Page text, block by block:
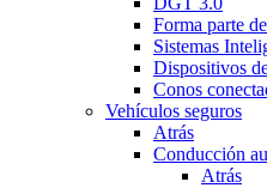
Forma parte
Sistemas
Dispositivos
Conos
Vehículos seguros
Atrás
Conducción
Atrás